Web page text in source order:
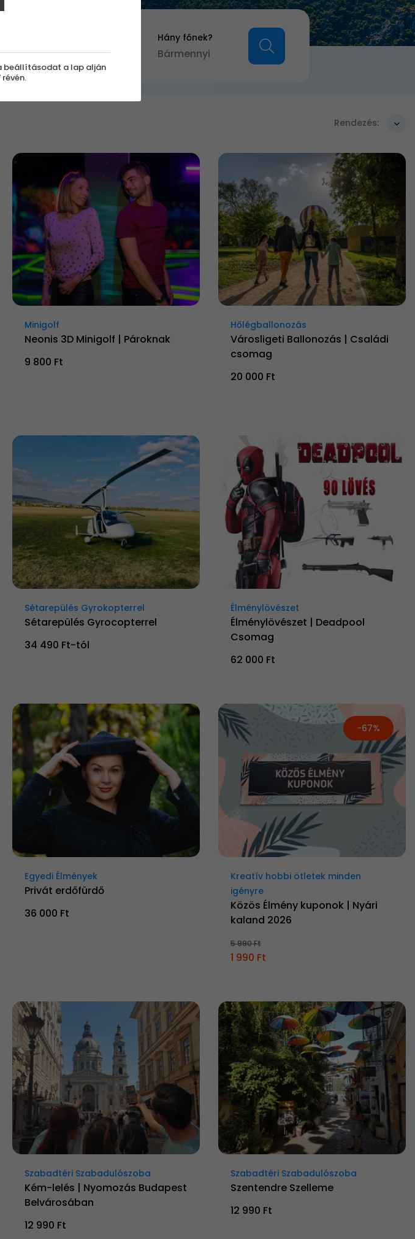
Nyári Élmények
Hány főnek?
Bármennyi
Rendezés:
Minigolf
Neonis 3D Minigolf | Pároknak
9 800 Ft
Hőlégballonozás
Városligeti Ballonozás | Családi
csomag
20 000 Ft
Sétarepülés Gyrokopterrel
Sétarepülés Gyrocopterrel
34 490 Ft-tól
Élménylövészet
Élménylövészet | Deadpool
Csomag
62 000 Ft
Egyedi Élmények
Privát erdőfürdő
36 000 Ft
-67%
Kreatív hobbi ötletek minden
igényre
Közös Élmény kuponok | Nyári
kaland 2026
5 990 Ft
1 990 Ft
Szabadtéri Szabadulószoba
Kém-lelés | Nyomozás Budapest
Belvárosában
12 990 Ft
Szabadtéri Szabadulószoba
Szentendre Szelleme
12 990 Ft
beállításodat a lap alján